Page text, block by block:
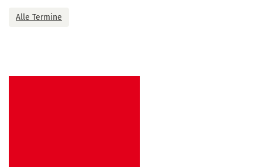
Alle Termine